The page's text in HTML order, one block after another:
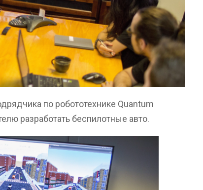
по робототехнике Quantum
разработать беспилотные авто.